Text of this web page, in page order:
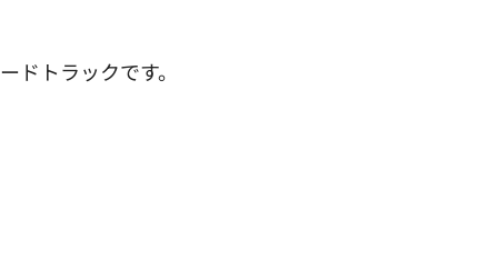
ドトラックです。